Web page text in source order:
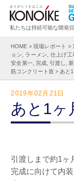
私たちは持続可能な開発
HOME > 現場レポート >
ョン, ラーメン, 仕上げ工
安全第一, 完成, 引渡し ,
筋コンクリート造 >あと1
2019年02月21日
あと1ヶ
引渡しまで約1ヶ
完成に向けて内